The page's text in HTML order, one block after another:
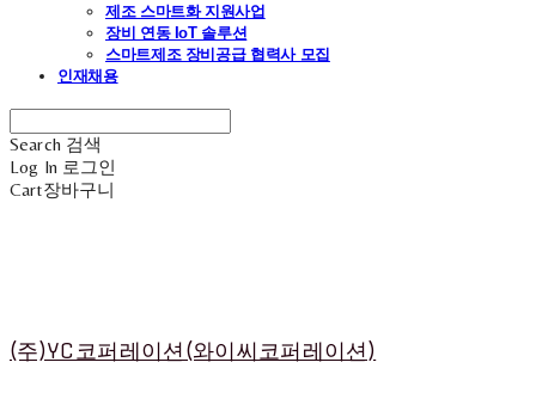
제조 스마트화 지원사업
장비 연동 IoT 솔루션
스마트제조 장비공급 협력사 모집
인재채용
Search 검색
Log In 로그인
Cart장바구니
(주)YC코퍼레이션(와이씨코퍼레이션)